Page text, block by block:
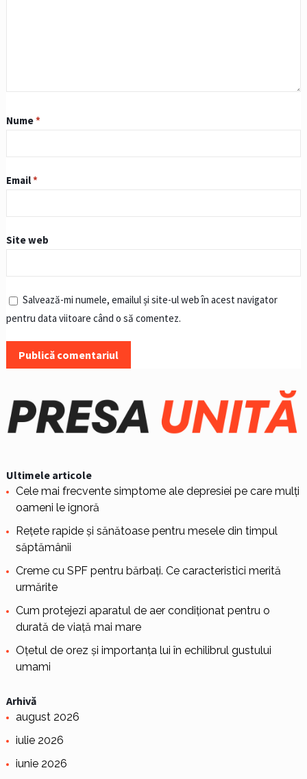
Nume*
Email*
Site web
Salvează-mi numele, emailul și site-ul web în acest navigator
pentru data viitoare când o să comentez.
Ultimele articole
Cele mai frecvente simptome ale depresiei pe care mulți
oameni le ignoră
Rețete rapide și sănătoase pentru mesele din timpul
săptămânii
Creme cu SPF pentru bărbați. Ce caracteristici merită
urmărite
Cum protejezi aparatul de aer condiționat pentru o
durată de viață mai mare
Oțetul de orez și importanța lui în echilibrul gustului
umami
Arhivă
august 2026
iulie 2026
iunie 2026